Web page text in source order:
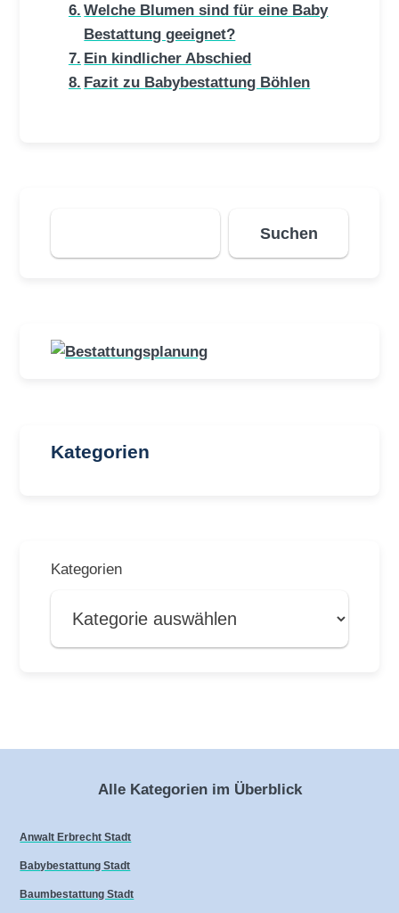
Welche Blumen sind für eine Baby
Bestattung geeignet?
Ein kindlicher Abschied
Fazit zu Babybestattung Böhlen
Suchen
Suchen
Kategorien
Kategorien
Alle Kategorien im Überblick
Anwalt Erbrecht Stadt
Babybestattung Stadt
Baumbestattung Stadt